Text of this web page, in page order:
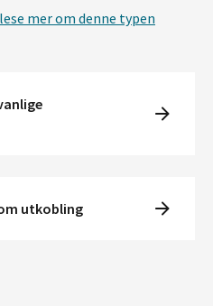
mer om denne typen
utkobling